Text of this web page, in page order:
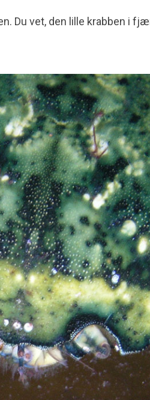
Du vet, den lille krabben i